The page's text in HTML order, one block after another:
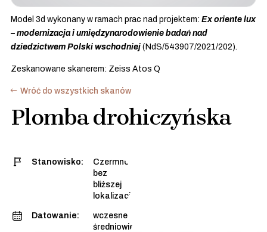
Model 3d wykonany w ramach prac nad projektem: Ex oriente lux
– modernizacja i umiędzynarodowienie badań nad
dziedzictwem Polski wschodniej (NdS/543907/2021/202).
Zeskanowane skanerem: Zeiss Atos Q
Wróć do wszystkich skanów
Plomba drohiczyńska
Stanowisko:
Czermno,
bez
bliższej
lokalizacji
Datowanie:
wczesne
średniowiecze